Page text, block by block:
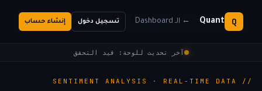
Q
Quant ← الـ Dashboard تسجيل دخول إنشاء حساب
آخر تحديث للوحة: قيد التحقق
// SENTIMENT ANALYSIS · REAL-TIME DATA